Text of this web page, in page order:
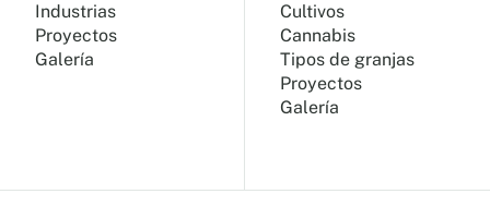
Industrias
Proyectos
Galería
Cultivos
Cannabis
Tipos de granjas
Proyectos
Galería